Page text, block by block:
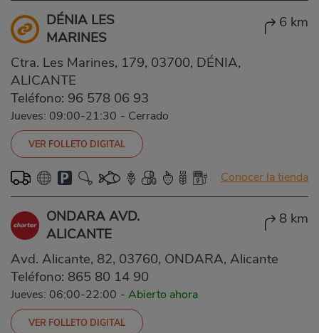
DÉNIA LES
MARINES
6 km
Ctra. Les Marines, 179, 03700, DÉNIA,
ALICANTE
Teléfono: 96 578 06 93
Jueves: 09:00-21:30 - Cerrado
VER FOLLETO DIGITAL
Conocer la tienda
ONDARA AVD.
ALICANTE
8 km
Avd. Alicante, 82, 03760, ONDARA, Alicante
Teléfono: 865 80 14 90
Jueves: 06:00-22:00 - Abierto ahora
VER FOLLETO DIGITAL